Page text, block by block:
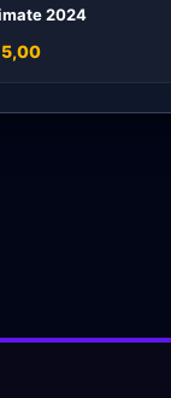
2024
5,00